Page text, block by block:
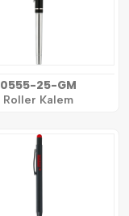
0555-25-GM
Roller Kalem